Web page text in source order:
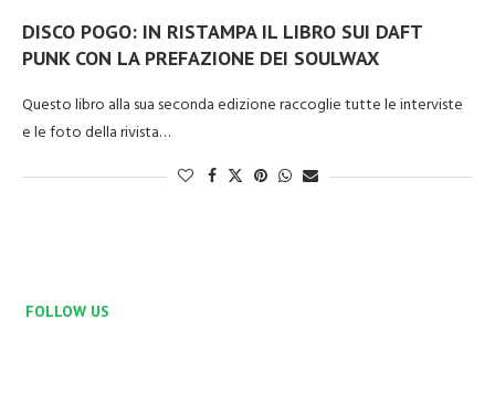
DISCO POGO: IN RISTAMPA IL LIBRO SUI DAFT
PUNK CON LA PREFAZIONE DEI SOULWAX
Questo libro alla sua seconda edizione raccoglie tutte le interviste
e le foto della rivista…
FOLLOW US